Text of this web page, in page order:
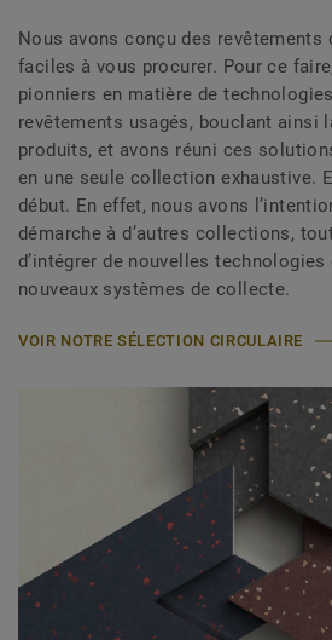
Nous avons conçu des revêtements
faciles à vous procurer. Pour ce
pionniers en matière de
revêtements usagés, bouclant ainsi
produits, et avons réuni ces
en une seule collection exhaustive.
début. En effet, nous avons
démarche à d’autres collections,
d’intégrer de nouvelles
nouveaux systèmes de collecte.
VOIR NOTRE SÉLECTION CIRCULAIRE